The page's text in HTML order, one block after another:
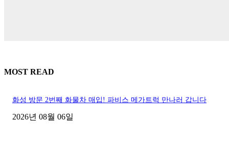
MOST READ
화성 방문 2번째 화물차 매입! 파비스 메가트럭 만나러 갑니다
2026년 08월 06일